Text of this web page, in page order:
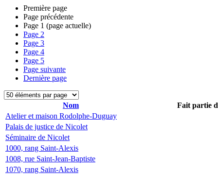
Première page
Page précédente
Page 1 (page actuelle)
Page 2
Page 3
Page 4
Page 5
Page suivante
Dernière page
Nom
Fait partie
Atelier et maison Rodolphe-Duguay
Palais de justice de Nicolet
Séminaire de Nicolet
1000, rang Saint-Alexis
1008, rue Saint-Jean-Baptiste
1070, rang Saint-Alexis